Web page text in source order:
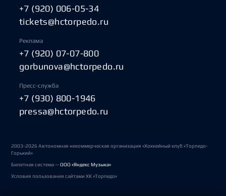
+7 (920) 006-05-34
tickets@hctorpedo.ru
Реклама
+7 (920) 07-07-800
gorbunova@hctorpedo.ru
Пресс-служба
+7 (930) 800-1946
pressa@hctorpedo.ru
2003-2026 Автономная некоммерческая организация «Хоккейный клуб «Торпедо-
Горький»
Билетная система —ООО «Яндекс Музыка»
Условия пользования сайтами ХК «Торпедо»